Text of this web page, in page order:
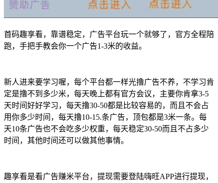
首码趣享看，靠谱稳定，广告平台玩一个就够了，官方全程陪
跑，手把手教会你一个广告1-3米的收益。
新人进来要学习喔，每个平台都一样光撸广告不养，不学习肯
定是撸不到多少米，每天晚上都有官方会议，主要你肯拿3-5
天时间好好学习，每天撸30-50都是比较容易的，而且不会占
用你多少时间，每天撸10-15.条广告，顶包都是3米一条。每
天10条广告也不会吃多少权重，每天稳定30-50而且不占多少
时间，其他时间还可以做其他事情。
趣享看是看广告赚米平台，提现需要登陆嗨旺APP进行提现，